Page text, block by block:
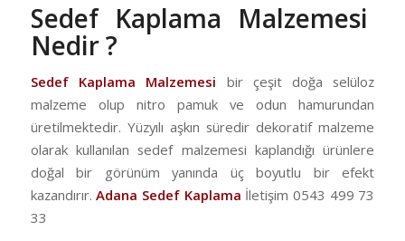
Sedef Kaplama Malzemesi
Nedir ?
Sedef Kaplama Malzemesi bir çeşit doğa selüloz
malzeme olup nitro pamuk ve odun hamurundan
üretilmektedir. Yüzyılı aşkın süredir dekoratif malzeme
olarak kullanılan sedef malzemesi kaplandığı ürünlere
doğal bir görünüm yanında üç boyutlu bir efekt
kazandırır. Adana Sedef Kaplama İletişim 0543 499 73
33